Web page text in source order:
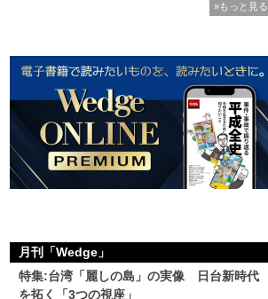
»もっと見る
月刊「Wedge」
特集:台湾「麗しの島」の実像 日台新時代
を拓く「3つの視座」